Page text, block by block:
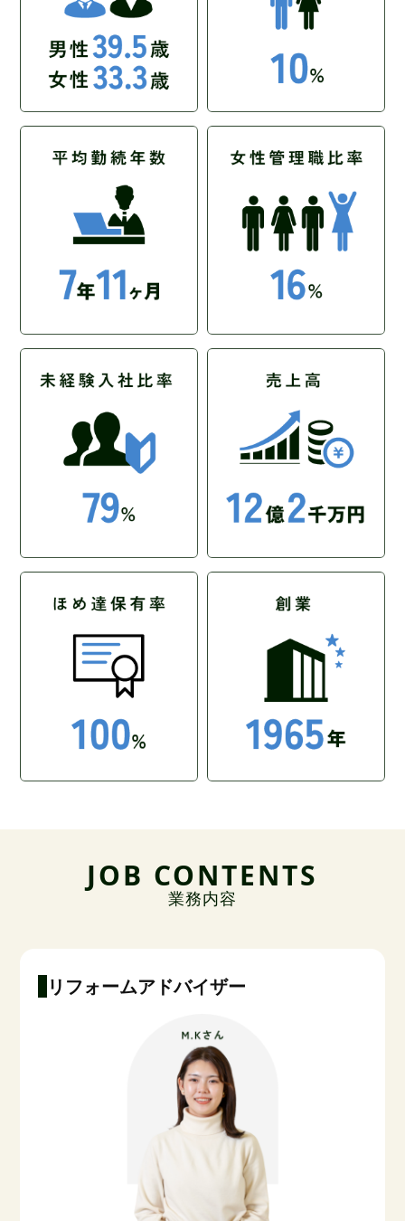
JOB CONTENTS
業務内容
リフォームアドバイザー